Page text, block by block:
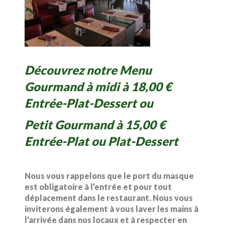
Découvrez notre Menu
Gourmand à midi à 18,00 €
Entrée-Plat-Dessert ou
Petit Gourmand à 15,00 €
Entrée-Plat ou Plat-Dessert
Nous vous rappelons que le port du masque
est obligatoire à l’entrée et pour tout
déplacement dans le restaurant. Nous vous
inviterons également à vous laver les mains à
l’arrivée dans nos locaux et à respecter en